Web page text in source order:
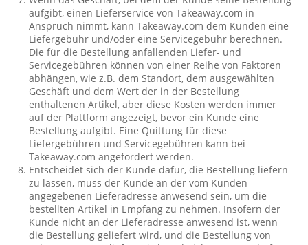
aufgibt, einen Lieferservice von Takeaway.com in
Anspruch nimmt, kann Takeaway.com dem Kunden eine
Liefergebühr und/oder eine Servicegebühr berechnen.
Die für die Bestellung anfallenden Liefer- und
Servicegebühren können von einer Reihe von Faktoren
abhängen, wie z.B. dem Standort, dem ausgewählten
Geschäft und dem Wert der in der Bestellung
enthaltenen Artikel, aber diese Kosten werden immer
auf der Plattform angezeigt, bevor ein Kunde eine
Bestellung aufgibt. Eine Quittung für diese
Liefergebühren und Servicegebühren kann bei
Takeaway.com angefordert werden.
Entscheidet sich der Kunde dafür, die Bestellung liefern
zu lassen, muss der Kunde an der vom Kunden
angegebenen Lieferadresse anwesend sein, um die
bestellten Artikel in Empfang zu nehmen. Insofern der
Kunde nicht an der Lieferadresse anwesend ist, wenn
die Bestellung geliefert wird, und die Bestellung von